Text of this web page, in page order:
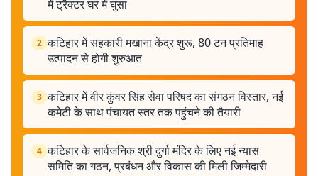
में ट्रैक्टर घर में घुसा
2 कटिहार में सहकारी मखाना केंद्र शुरू, 80 टन प्रतिमाह
उत्पादन से होगी शुरुआत
3 कटिहार में वीर कुंवर सिंह सेवा परिषद का संगठन विस्तार, नई
कमेटी के साथ पंचायत स्तर तक पहुंचने की तैयारी
4 कटिहार के सार्वजनिक श्री दुर्गा मंदिर के लिए नई न्यास
समिति का गठन, प्रबंधन और विकास की मिली जिम्मेदारी